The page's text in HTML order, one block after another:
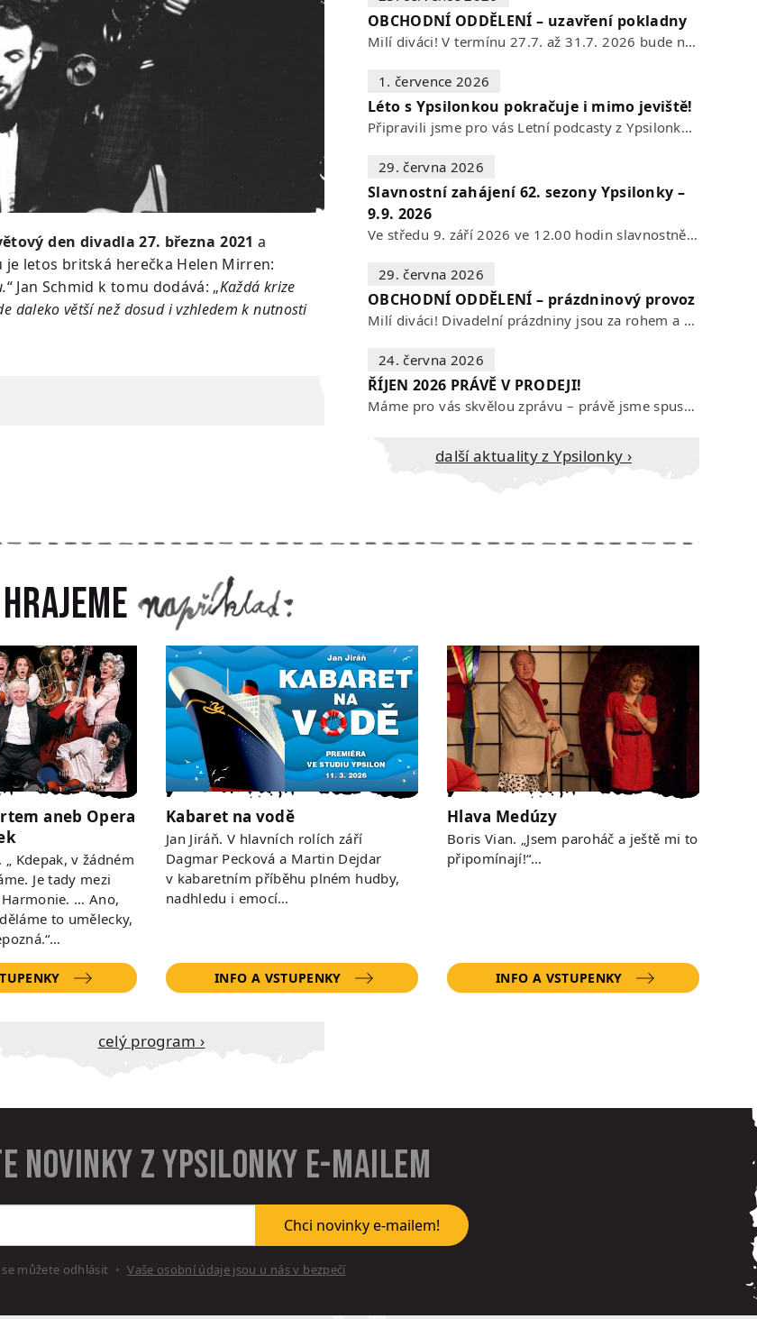
den divadla 27. března 2021 a
letos britská herečka Helen Mirren:
“ Jan Schmid k tomu dodává: „Každá krize
daleko větší než dosud i vzhledem k nutnosti
OBCHODNÍ ODDĚLENÍ – uzavření pokladny
Milí diváci! V termínu 27.7. až 31.7. 2026 bude naše POKLADNA z technických…
1. července 2026
Léto s Ypsilonkou pokračuje i mimo jeviště!
Připravili jsme pro vás Letní podcasty z Ypsilonky – novou sérii rozhovorů s…
29. června 2026
Slavnostní zahájení 62. sezony Ypsilonky –
9.9. 2026
Ve středu 9. září 2026 ve 12.00 hodin slavnostně zahájíme novou divadelní…
29. června 2026
OBCHODNÍ ODDĚLENÍ – prázdninový provoz
Milí diváci! Divadelní prázdniny jsou za rohem a s nimi se mění i otevírací…
24. června 2026
ŘÍJEN 2026 PRÁVĚ V PRODEJI!
Máme pro vás skvělou zprávu – právě jsme spustili prodej vstupenek na říjen…
Další aktuality z Ypsilonky ›
Hrajeme
aneb Opera
„ Kdepak, v žádném
Je tady mezi
… Ano,
to umělecky,
Kabaret na vodě
Jan Jiráň. V hlavních rolích září
Dagmar Pecková a Martin Dejdar
v kabaretním příběhu plném hudby,
nadhledu i emocí…
INFO A VSTUPENKY
Hlava Medúzy
Boris Vian. „Jsem paroháč a ještě mi to
připomínají!“…
INFO A VSTUPENKY
Celý program ›
novinky z Ypsilonky e-mailem
Chci novinky e-mailem!
můžete odhlásit Vaše osobní údaje jsou u nás v bezpečí